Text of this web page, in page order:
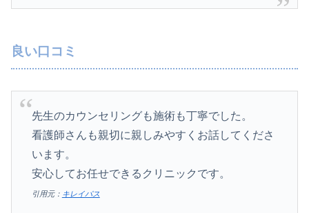
良い口コミ
先生のカウンセリングも施術も丁寧でした。
看護師さんも親切に親しみやすくお話してくださ
います。
安心してお任せできるクリニックです。
引用元： キレイパス